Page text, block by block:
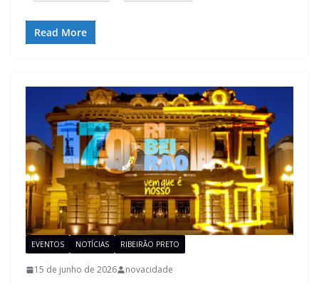
Read More
EVENTOS NOTÍCIAS RIBEIRÃO PRETO
15 de junho de 2026 novacidade